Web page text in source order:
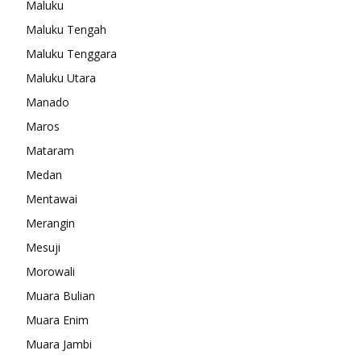
Maluku
Maluku Tengah
Maluku Tenggara
Maluku Utara
Manado
Maros
Mataram
Medan
Mentawai
Merangin
Mesuji
Morowali
Muara Bulian
Muara Enim
Muara Jambi